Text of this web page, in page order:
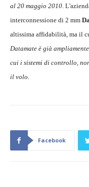
al 20 maggio 2010.
interconnessione di 2 mm
altissima affidabilità, ma il
Datamate è già
cui i sistemi di controllo,
il volo.
Facebook